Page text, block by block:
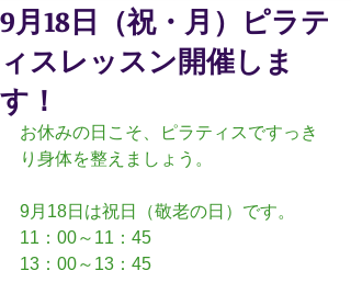
9月18日（祝・月）ピラテ
ィスレッスン開催しま
す！
お休みの日こそ、ピラティスですっき
り身体を整えましょう。
9月18日は祝日（敬老の日）です。
11：00～11：45
13：00～13：45